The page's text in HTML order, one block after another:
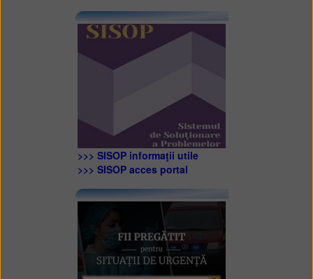
>>> SISOP informaţii utile
>>> SISOP acces portal